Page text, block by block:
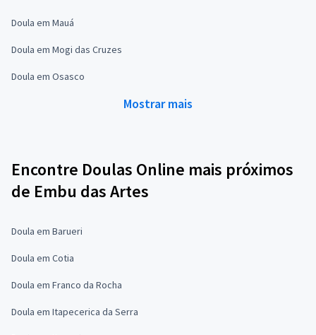
Doula em Mauá
Doula em Mogi das Cruzes
Doula em Osasco
Mostrar mais
Encontre Doulas Online mais próximos
de Embu das Artes
Doula em Barueri
Doula em Cotia
Doula em Franco da Rocha
Doula em Itapecerica da Serra